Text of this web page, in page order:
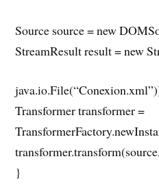
Source source = new
StreamResult result = new
Transformer transformer =
}